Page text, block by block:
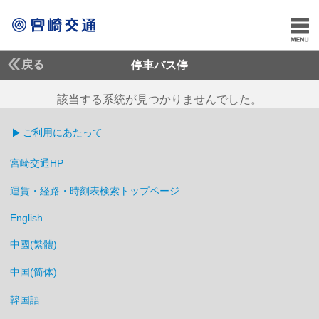
戻る 停車バス停
該当する系統が見つかりませんでした。
ご利用にあたって
宮崎交通HP
運賃・経路・時刻表検索トップページ
English
中國(繁體)
中国(简体)
韓国語